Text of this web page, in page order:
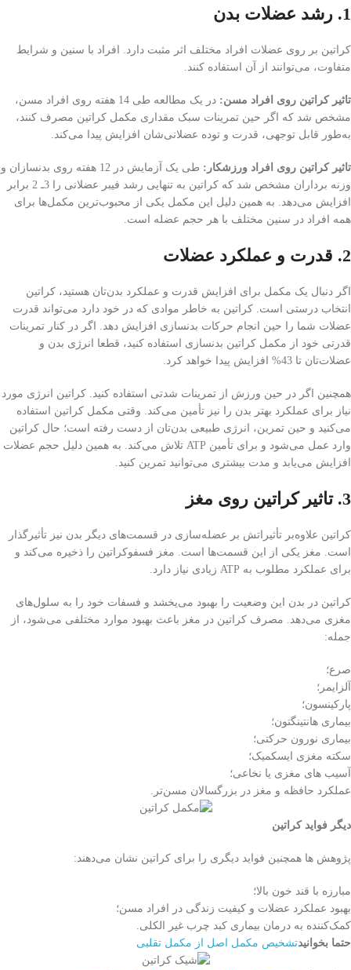
1. رشد عضلات بدن
کراتین بر روی عضلات افراد مختلف اثر مثبت دارد. افراد با سنین و شرایط
متفاوت، می‌توانند از آن استفاده کنند.
تاثیر کراتین روی افراد مسن:
در یک مطالعه طی 14 هفته روی افراد مسن،
مشخص شد که اگر حین تمرینات سبک مقداری مکمل کراتین مصرف کنند،
به‌طور قابل توجهی، قدرت و توده عضلانی‌‌شان افزایش پیدا می‌کند.
تاثیر کراتین روی افراد ورزشکار:
طی یک آزمایش در 12 هفته روی بدنسازان و
وزنه برداران مشخص شد که کراتین به تنهایی رشد فیبر عضلانی را 3ـ 2 برابر
افزایش می‌دهد. به همین دلیل این مکمل یکی از محبوب‌ترین مکمل‌ها برای
همه افراد در سنین مختلف با هر حجم عضله است.
2. قدرت و عملکرد عضلات
اگر دنبال یک مکمل برای افزایش قدرت و عملکرد بدن‌تان هستید، کراتین
انتخاب درستی است. کراتین به خاطر موادی که در خود دارد می‌تواند قدرت
عضلات شما را حین انجام حرکات بدنسازی افزایش دهد. اگر در کنار تمرینات
قدرتی خود از مکمل کراتین بدنسازی استفاده کنید، قطعا انرژی بدن و
عضلات‌تان تا 43% افزایش پیدا خواهد کرد.
همچنین اگر در حین ورزش از تمرینات شدتی استفاده کنید. کراتین انرژی مورد
نیاز برای عملکرد بهتر بدن را نیز تأمین می‌کند. وقتی مکمل کراتین استفاده
می‌کنید و حین تمرین، انرژی طبیعی بدن‌تان از دست رفته است؛ حال کراتین
وارد عمل می‌شود و برای تأمین ATP تلاش می‌کند. به همین دلیل حجم عضلات
افزایش می‌یابد و مدت بیشتری می‌توانید تمرین کنید.
3. تاثیر کراتین روی مغز
کراتین علاوه‌بر تأثیراتش بر عضله‌سازی در قسمت‌های دیگر بدن نیز تأثیرگذار
است. مغز یکی از این قسمت‌ها است. مغز فسفوکراتین را ذخیره می‌کند و
برای عملکرد مطلوب به ATP زیادی نیاز دارد.
کراتین در بدن این وضعیت را بهبود می‌یخشد و فسفات خود را به سلول‌های
مغزی می‌دهد. مصرف کراتین در مغز باعث بهبود موارد مختلفی می‌شود، از
جمله:
صرع؛
آلزایمر؛
پارکینسون؛
بیماری هانتینگتون؛
بیماری نورون حرکتی؛
سکته مغزی ایسکمیک؛
آسیب های مغزی یا نخاعی؛
عملکرد حافظه و مغز در بزرگسالان مسن‌تر.
دیگر فواید کراتین
پژوهش ها همچنین فواید دیگری را برای کراتین نشان می‌دهند:
مبارزه با قند خون بالا؛
بهبود عملکرد عضلات و کیفیت زندگی در افراد مسن؛
کمک‌کننده به درمان بیماری کبد چرب غیر الکلی.
حتما بخوانیدتشخیص مکمل اصل از مکمل تقلبی